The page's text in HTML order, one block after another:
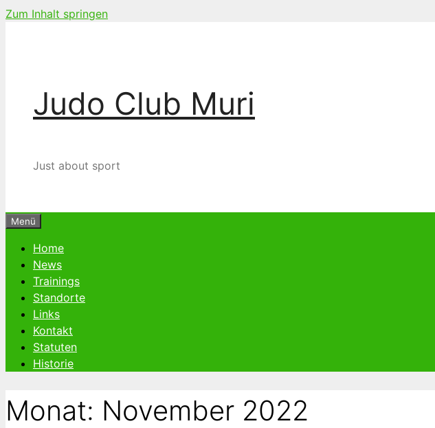
Zum Inhalt springen
Judo Club Muri
Just about sport
Menü
Home
News
Trainings
Standorte
Links
Kontakt
Statuten
Historie
Monat: November 2022